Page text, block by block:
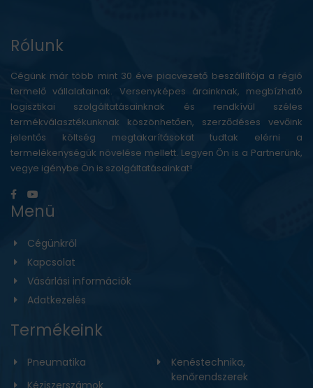
Rólunk
Cégünk már több mint 30 éve piacvezető beszállítója a régió
termelő vállalatainak. Versenyképes árainknak, megbízható
logisztikai szolgáltatásainknak és rendkívül széles
termékválasztékunknak köszönhetően, szerződéses vevőink
jelentős költség megtakarításokat tudtak elérni a
termelékenységük növelése mellett. Legyen Ön is a Partnerünk,
vegye igénybe Ön is szolgáltatásainkat!
Menü
Cégünkről
Kapcsolat
Vásárlási információk
Adatkezelés
Termékeink
Pneumatika
Kéziszerszámok
Kenéstechnika,
kenőrendszerek